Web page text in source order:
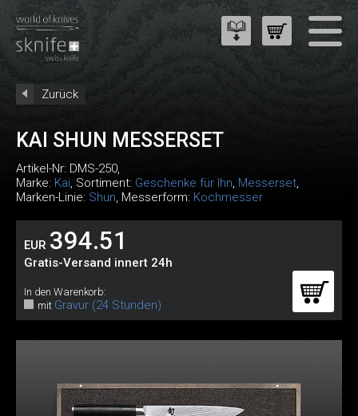
Zurück
KAI SHUN MESSERSET
Artikel-Nr: DMS-250,
Marke: Kai, Sortiment: Geschenke für Ihn, Messerset,
Marken-Linie: Shun, Messerform: Kochmesser
EUR 394.51
Gratis-Versand innert 24h
In den Warenkorb:
mit Gravur (24 Stunden)